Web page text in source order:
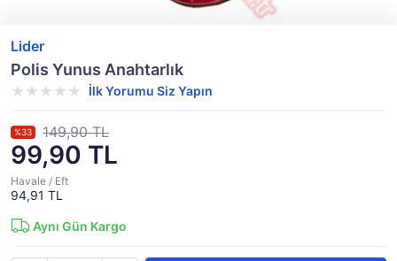
Lider
Polis Yunus Anahtarlık
İlk Yorumu Siz Yapın
99,90 TL
%33 149,90 TL
Havale / Eft
94,91 TL
Aynı Gün Kargo